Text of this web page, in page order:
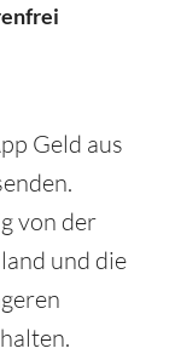
Geld aus
von der
und die